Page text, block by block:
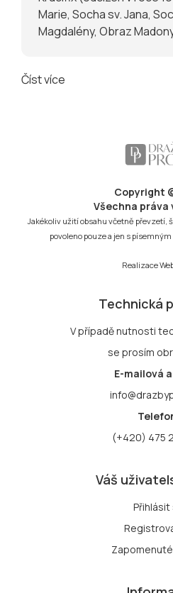
Marie, Socha sv. Jana,
Magdalény, Obraz
Číst více
Copyright
Všechna práva
Jakékoliv užití obsahu včetně převzetí,
povoleno pouze a jen s
Realizace
Technická
V případě nutnosti
se prosím
E-mailová
(+420) 475
Váš
Přihlásit